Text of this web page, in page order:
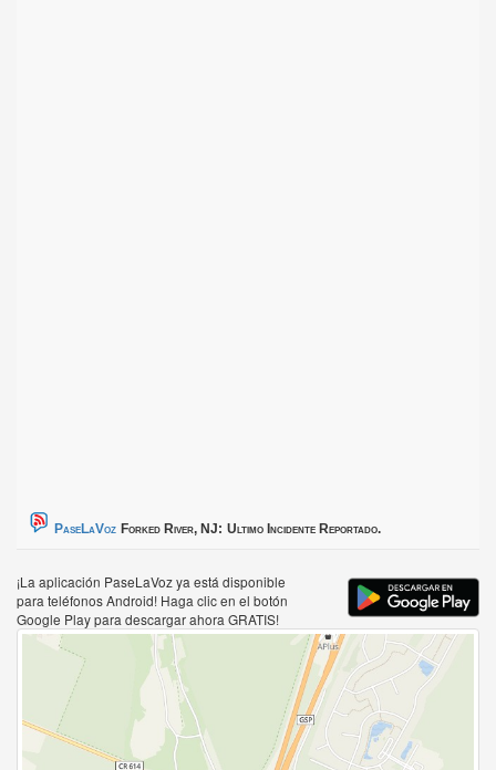
PaseLaVoz Forked River, NJ: Ultimo Incidente Reportado.
¡La aplicación PaseLaVoz ya está disponible
para teléfonos Android! Haga clic en el botón
Google Play para descargar ahora GRATIS!